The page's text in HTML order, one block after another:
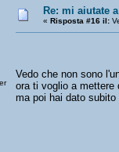
Re: mi aiutate
« Risposta #16 il:
Vedo che non sono
ora ti voglio a mettere
ma poi hai dato subito